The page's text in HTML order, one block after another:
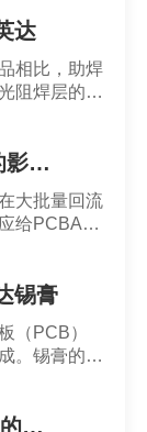
达
相比，助焊
阻焊层的润
氮气和气相焊对墓碑效应形成的影响-福英达锡膏
大批量回流
给PCBA组
立”，此现
锡膏
（PCB）
。锡膏的焊
超声波处理对SAC305焊点结构的影响-深圳福英达